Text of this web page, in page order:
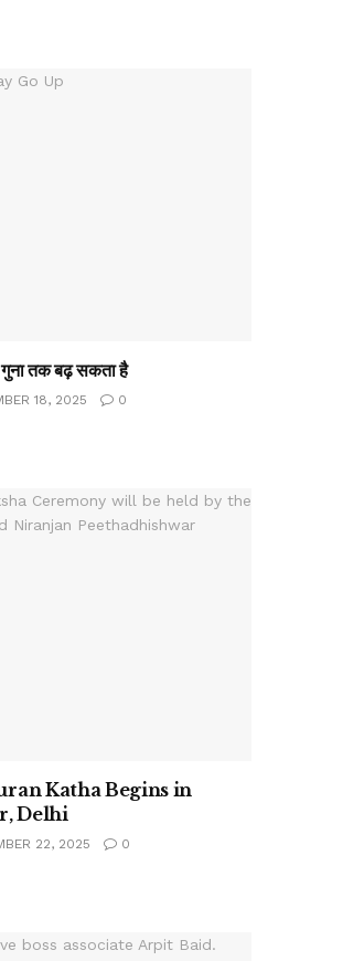
तक बढ़ सकता है
18, 2025 0
Katha Begins in
Delhi
22, 2025 0